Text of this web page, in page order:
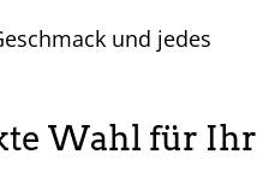
und jedes
Wahl für Ihr